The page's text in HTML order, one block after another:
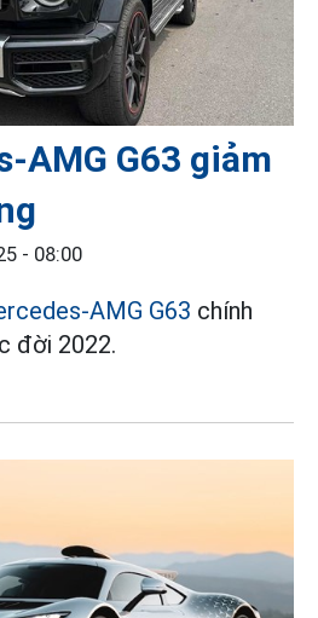
AMG G63 giảm
- 08:00
AMG G63 chính
đời 2022.